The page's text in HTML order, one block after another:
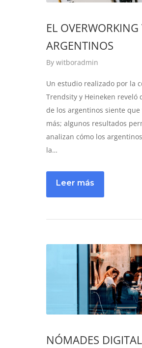
EL OVERWORKING
ARGENTINOS
By witboradmin
Un estudio realizado por la
Trendsity y Heineken reveló
de los argentinos siente
más; algunos resultados
analizan cómo los
la…
NÓMADES